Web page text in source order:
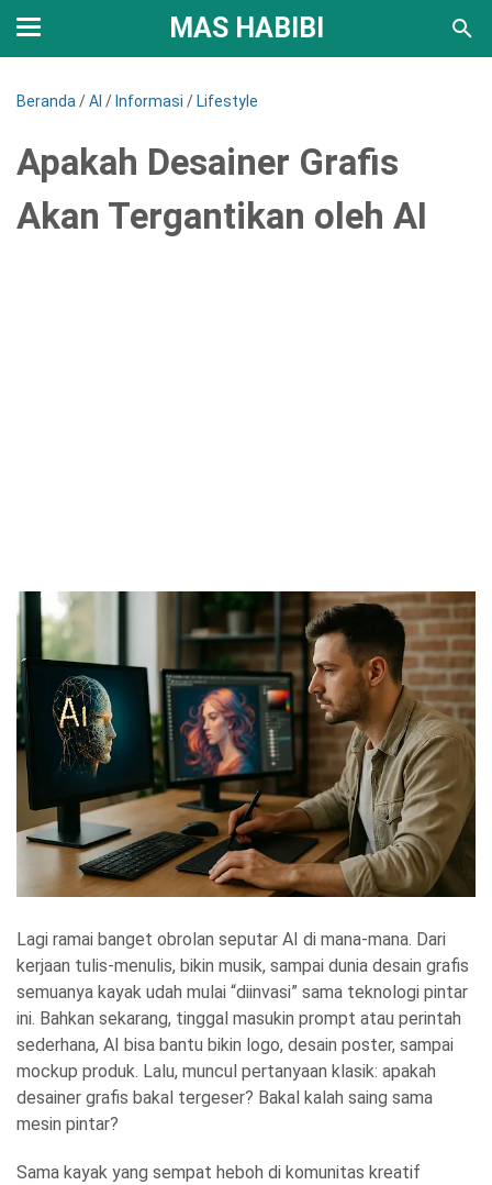
MAS HABIBI
Beranda /AI / Informasi / Lifestyle
Apakah Desainer Grafis
Akan Tergantikan oleh AI
Lagi ramai banget obrolan seputar AI di mana-mana. Dari
kerjaan tulis-menulis, bikin musik, sampai dunia desain grafis
semuanya kayak udah mulai “diinvasi” sama teknologi pintar
ini. Bahkan sekarang, tinggal masukin prompt atau perintah
sederhana, AI bisa bantu bikin logo, desain poster, sampai
mockup produk. Lalu, muncul pertanyaan klasik: apakah
desainer grafis bakal tergeser? Bakal kalah saing sama
mesin pintar?
Sama kayak yang sempat heboh di komunitas kreatif